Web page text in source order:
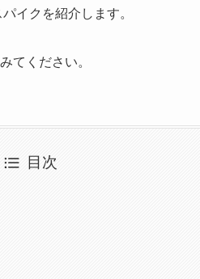
イクを紹介します。
てください。
目次